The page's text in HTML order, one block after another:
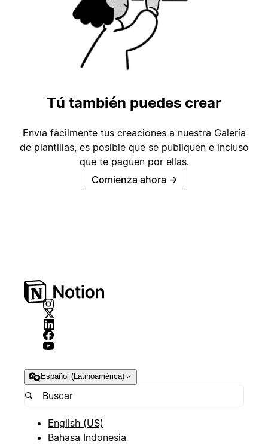
Tú también puedes crear
Envía fácilmente tus creaciones a nuestra Galería
de plantillas, es posible que se publiquen e incluso
que te paguen por ellas.
Comienza ahora →
Español (Latinoamérica)
English (US)
Bahasa Indonesia